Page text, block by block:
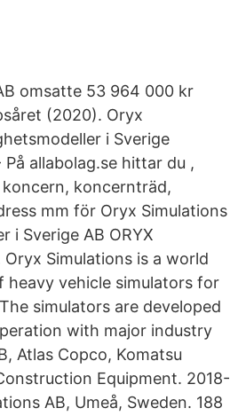
omsatte 53 964 000 kr
(2020). Oryx
i Sverige
allabolag.se hittar du ,
koncernträd,
mm för Oryx Simulations
i Sverige AB ORYX
Oryx Simulations is a world
heavy vehicle simulators for
simulators are developed
with major industry
Atlas Copco, Komatsu
Equipment. 2018-
AB, Umeå, Sweden. 188